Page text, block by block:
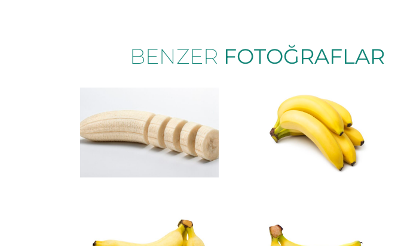
BENZER FOTOĞRAFLAR